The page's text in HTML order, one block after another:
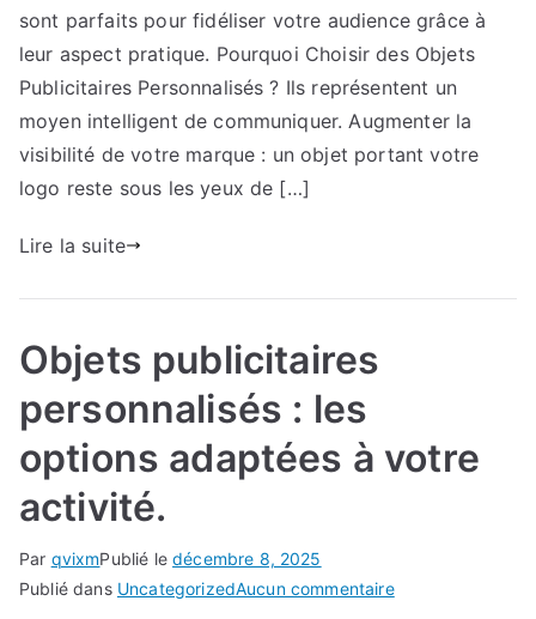
des
suggestions
prochaine
sont parfaits pour fidéliser votre audience grâce à
leur aspect pratique. Pourquoi Choisir des Objets
Publicitaires Personnalisés ? Ils représentent un
moyen intelligent de communiquer. Augmenter la
visibilité de votre marque : un objet portant votre
logo reste sous les yeux de […]
Lire la suite
Objets publicitaires
personnalisés : les
options adaptées à votre
activité.
Par qvixmPublié ledécembre 8, 2025
Publié dans UncategorizedAucun commentairesur